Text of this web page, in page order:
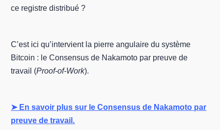
ce registre distribué ?
C’est ici qu’intervient la pierre angulaire du système
Bitcoin : le Consensus de Nakamoto par preuve de
travail (Proof-of-Work).
➤ En savoir plus sur le Consensus de Nakamoto par
preuve de travail.